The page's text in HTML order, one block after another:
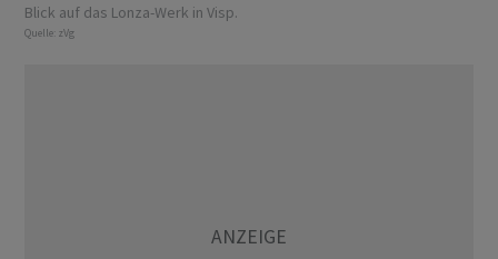
Blick auf das Lonza-Werk in Visp.
Quelle: zVg